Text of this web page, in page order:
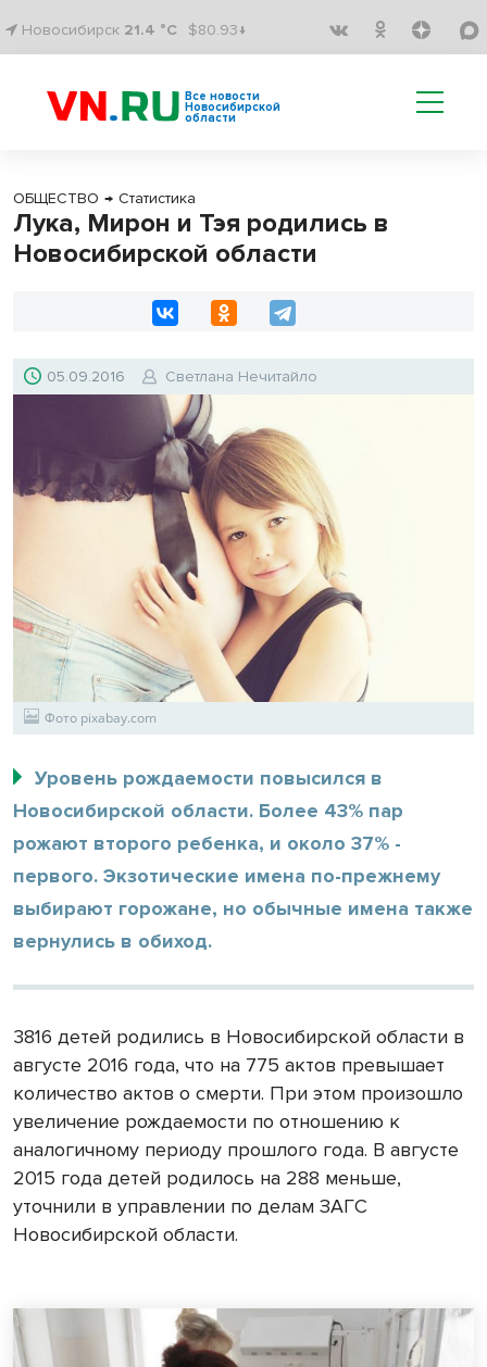
Новосибирск 21.4 °C $80.93↓
Все новости
Новосибирской
области
ОБЩЕСТВО → Статистика
Лука, Мирон и Тэя родились в
Новосибирской области
05.09.2016 Светлана Нечитайло
Фото pixabay.com
Уровень рождаемости повысился в
Новосибирской области. Более 43% пар
рожают второго ребенка, и около 37% -
первого. Экзотические имена по-прежнему
выбирают горожане, но обычные имена также
вернулись в обиход.
3816 детей родились в Новосибирской области в
августе 2016 года, что на 775 актов превышает
количество актов о смерти. При этом произошло
увеличение рождаемости по отношению к
аналогичному периоду прошлого года. В августе
2015 года детей родилось на 288 меньше,
уточнили в управлении по делам ЗАГС
Новосибирской области.